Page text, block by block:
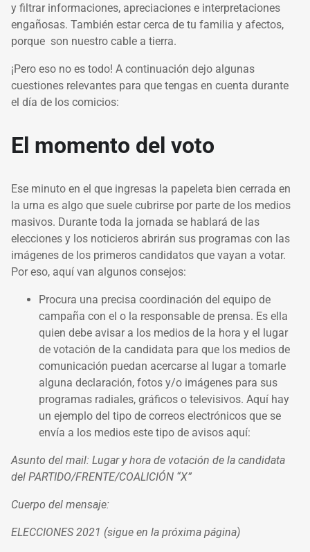
y filtrar informaciones, apreciaciones e interpretaciones
engañosas. También estar cerca de tu familia y afectos,
porque son nuestro cable a tierra.
¡Pero eso no es todo! A continuación dejo algunas
cuestiones relevantes para que tengas en cuenta durante
el día de los comicios:
El momento del voto
Ese minuto en el que ingresas la papeleta bien cerrada en
la urna es algo que suele cubrirse por parte de los medios
masivos. Durante toda la jornada se hablará de las
elecciones y los noticieros abrirán sus programas con las
imágenes de los primeros candidatos que vayan a votar.
Por eso, aquí van algunos consejos:
Procura una precisa coordinación del equipo de
campaña con el o la responsable de prensa. Es ella
quien debe avisar a los medios de la hora y el lugar
de votación de la candidata para que los medios de
comunicación puedan acercarse al lugar a tomarle
alguna declaración, fotos y/o imágenes para sus
programas radiales, gráficos o televisivos. Aquí hay
un ejemplo del tipo de correos electrónicos que se
envía a los medios este tipo de avisos aquí:
Asunto del mail: Lugar y hora de votación de la candidata
del PARTIDO/FRENTE/COALICIÓN “X”
Cuerpo del mensaje:
ELECCIONES 2021 (sigue en la próxima página)